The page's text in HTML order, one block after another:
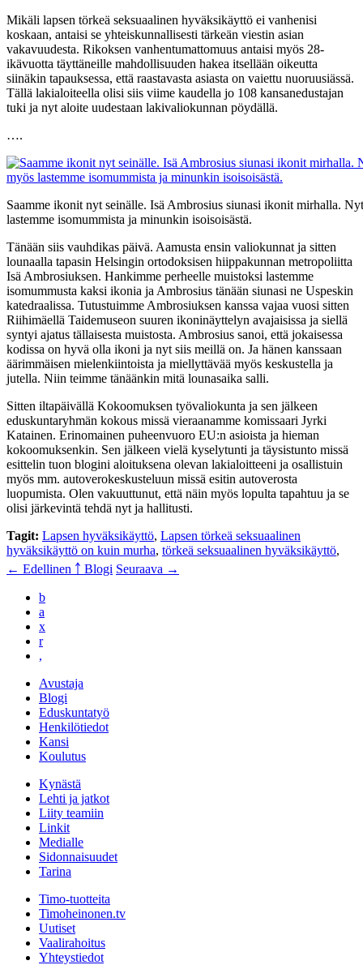
Mikäli lapsen törkeä seksuaalinen hyväksikäyttö ei vanhenisi
koskaan, antaisi se yhteiskunnallisesti tärkeän viestin asian
vakavuudesta. Rikoksen vanhentumattomuus antaisi myös 28-
ikävuotta täyttäneille mahdollisuuden hakea itsellään oikeutta
siinäkin tapauksessa, että raastavasta asiasta on vaiettu nuoruusiässä.
Tällä lakialoiteella olisi siis viime kaudella jo 108 kansanedustajan
tuki ja nyt aloite uudestaan lakivaliokunnan pöydällä.
….
Saamme ikonit nyt seinälle. Isä Ambrosius siunasi ikonit mirhalla.
lastemme isomummista ja minunkin isoisoisästä.
Tänään siis vauhdikas päivä. Aamusta ensin valiokunnat ja sitten
lounaalla tapasin Helsingin ortodoksisen hiippakunnan metropoliitta
Isä Ambrosiuksen. Hankimme perheelle muistoksi lastemme
isomummusta kaksi ikonia ja Ambrosius tänään siunasi ne Uspeskin
katedraalissa. Tutustuimme Ambrosiuksen kanssa vajaa vuosi sitten
Riihimäellä Taidemuseon suuren ikoninäyttelyn avajaisissa ja siellä
syntyi ajatus tällaisesta muistosta. Ambrosius sanoi, että jokaisessa
kodissa on hyvä olla ikoni ja nyt siis meillä on. Ja hänen kanssaan
äärimmäisen mielenkiintoista ja miellyttävää myös keskustella ja
jutella. Niin teimme tänäänkin mitä lounasaika salli.
Sitten iltapäivällä Kokoomuksen työvaliokunta ja sen jälkeen
eduskuntaryhmän kokous missä vieraanamme komissaari Jyrki
Katainen. Erinomainen puheenvuoro EU:n asioista ja hieman
kokoomuksenkin. Sen jälkeen vielä kyselytunti ja täysistunto missä
esittelin tuon blogini aloituksena olevan lakialoitteeni ja osallistuin
myös mm. autoverokeskusteluun missä esitin autoverosta
luopumista. Olen vakuuttunut, että näin myös lopulta tapahtuu ja se
olisi järkevintä tehdä nyt ja hallitusti.
Tagit: Lapsen hyväksikäyttö, Lapsen törkeä seksuaalinen
hyväksikäyttö on kuin murha, törkeä seksuaalinen hyväksikäyttö,
← Edellinen ￪ Blogi Seuraava →
b
a
x
r
,
Avustaja
Blogi
Eduskuntatyö
Henkilötiedot
Kansi
Koulutus
Kynästä
Lehti ja jatkot
Liity teamiin
Linkit
Medialle
Sidonnaisuudet
Tarina
Timo-tuotteita
Timoheinonen.tv
Uutiset
Vaalirahoitus
Yhteystiedot